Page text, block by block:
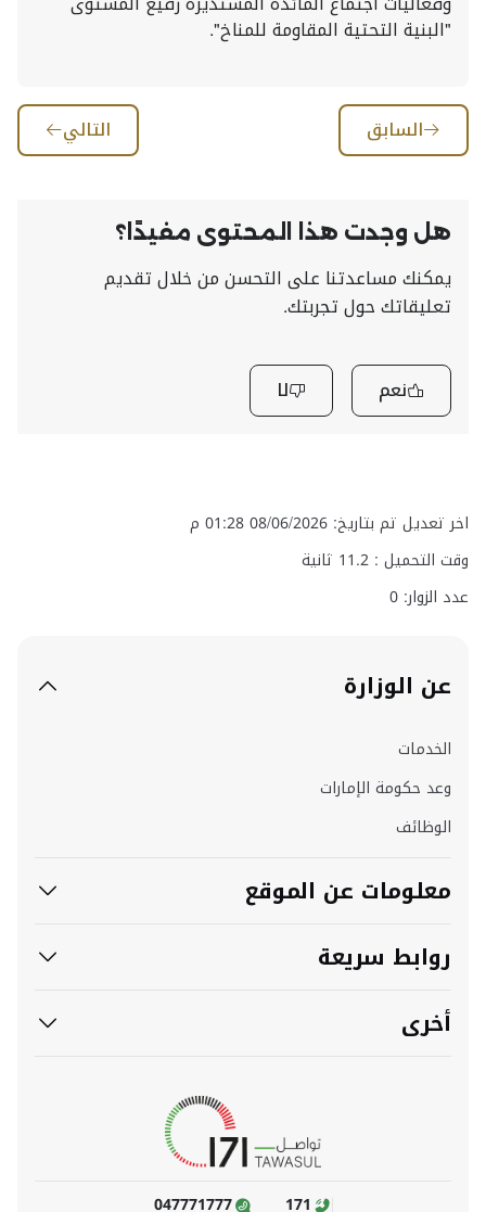
"البنية التحتية المقاومة للمناخ".
السابق التالي
هل وجدت هذا المحتوى مفيدًا؟
يمكنك مساعدتنا على التحسن من خلال تقديم
تعليقاتك حول تجربتك.
نعم لا
اخر تعديل تم بتاريخ: 08/06/2026 01:28 م
وقت التحميل : 11.2 ثانية
عدد الزوار: 0
عن الوزارة
الخدمات
وعد حكومة الإمارات
الوظائف
معلومات عن الموقع
روابط سريعة
أخرى
171
047771777